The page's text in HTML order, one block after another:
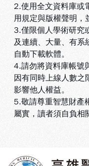
2.使用全文資料庫或
用規定與版權聲明，
3.僅限個人學術研究
及連續、大量、有系
自動下載軟體。
4.請勿將資料庫帳號
因有同時上線人數之
影響他人權益。
5.敬請尊重智慧財產
屬實，讀者須自負相